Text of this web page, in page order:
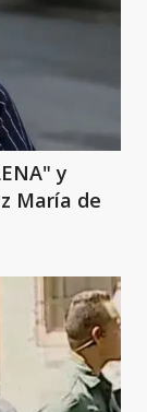
y
María de